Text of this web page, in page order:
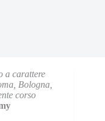
a carattere
Bologna,
corso